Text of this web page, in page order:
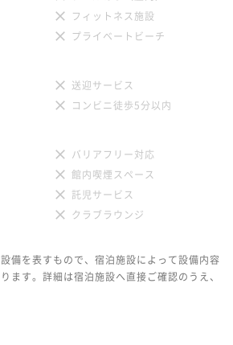
フィットネス施設
プライベートビーチ
送迎サービス
コンビニ徒歩5分以内
バリアフリー対応
館内喫煙スペース
託児サービス
クラブラウンジ
備を表すもので、宿泊施設によって設備内容
ます。詳細は宿泊施設へ直接ご確認のうえ、